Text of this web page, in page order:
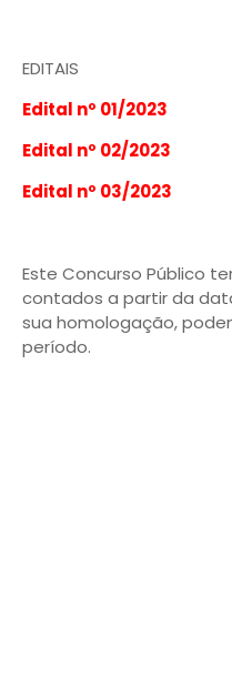
EDITAIS
Edital nº 01/2023
Edital nº 02/2023
Edital nº 03/2023
Este Concurso Público
contados a partir da
sua homologação,
período.